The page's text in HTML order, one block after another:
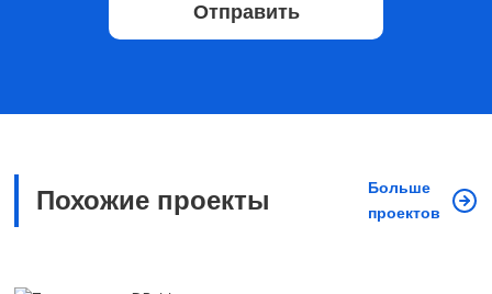
Отправить
Похожие проекты
Больше
проектов